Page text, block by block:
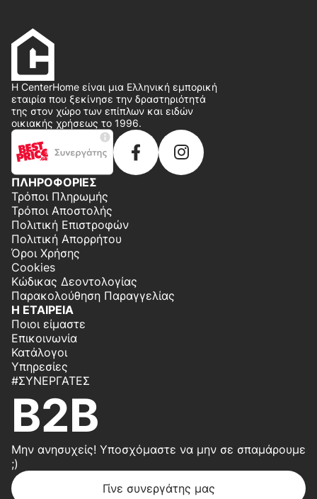
Η CenterHome είναι μια Ελληνική εμπορική
εταιρία που ξεκίνησε την δραστηριότητά
της στον χώρο των επίπλων και ειδών
οικιακής χρήσεως το 1996.
ΠΛΗΡΟΦΟΡΙΕΣ
Τρόποι Πληρωμής
Τρόποι Αποστολής
Πολιτική Επιστροφών
Πολιτική Απορρήτου
Όροι Χρήσης
Cookies
Κώδικας Δεοντολογίας
Παρακολούθηση Παραγγελίας
Η ΕΤΑΙΡΕΙΑ
Ποιοι είμαστε
Επικοινωνία
Κατάλογοι
Υπηρεσίες
#ΣΥΝΕΡΓΆΤΕΣ
B2B
Μην ανησυχείς! Υποσχόμαστε να μην σε σπαμάρουμε
;)
Γίνε συνεργάτης μας